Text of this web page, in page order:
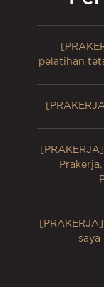
pelatihan
saya